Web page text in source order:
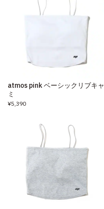
atmos pink ベーシックリブキャ
ミ
¥5,390